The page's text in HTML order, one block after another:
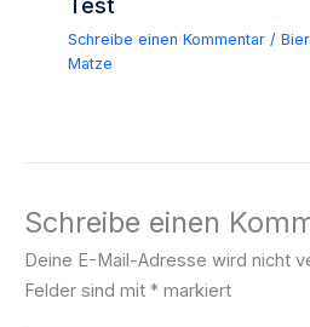
Test
Schreibe einen Kommentar /
Matze
Schreibe einen
Deine E-Mail-Adresse wird nicht
Felder sind mit * markiert